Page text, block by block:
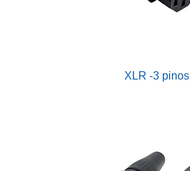
XLR -3 pinos